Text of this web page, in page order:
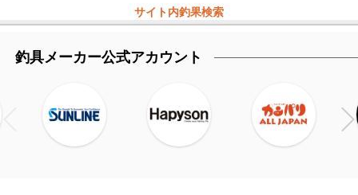
サイト内釣果検索
釣具メーカー公式アカウント